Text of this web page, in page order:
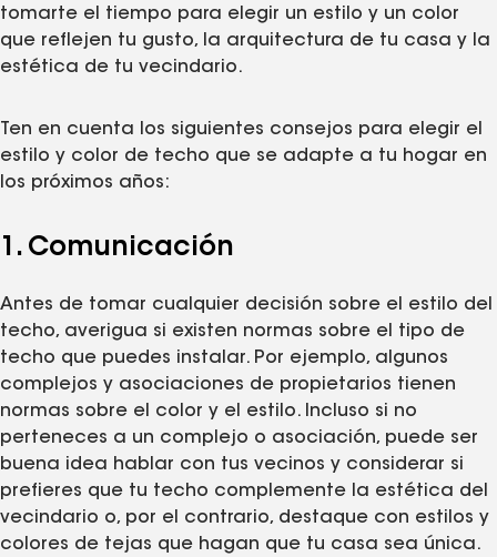
tomarte el tiempo para elegir un estilo y un color
que reflejen tu gusto, la arquitectura de tu casa y la
estética de tu vecindario.
Ten en cuenta los siguientes consejos para elegir el
estilo y color de techo que se adapte a tu hogar en
los próximos años:
1. Comunicación
Antes de tomar cualquier decisión sobre el estilo del
techo, averigua si existen normas sobre el tipo de
techo que puedes instalar. Por ejemplo, algunos
complejos y asociaciones de propietarios tienen
normas sobre el color y el estilo. Incluso si no
perteneces a un complejo o asociación, puede ser
buena idea hablar con tus vecinos y considerar si
prefieres que tu techo complemente la estética del
vecindario o, por el contrario, destaque con estilos y
colores de tejas que hagan que tu casa sea única.